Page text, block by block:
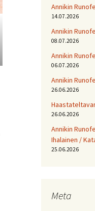
Annikin
14.07.2026
Annikin
08.07.2026
Annikin
06.07.2026
Annikin
26.06.2026
26.06.2026
Annikin
Ihalainen /
25.06.2026
Meta